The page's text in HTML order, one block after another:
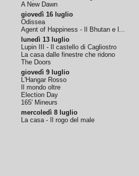
A New Dawn
giovedì 16 luglio
Odissea
Agent of Happiness - Il Bhutan e l...
lunedì 13 luglio
Lupin III - Il castello di Cagliostro
La casa dalle finestre che ridono
The Doors
giovedì 9 luglio
L'Hangar Rosso
Il mondo oltre
Election Day
165' Mineurs
mercoledì 8 luglio
La casa - Il rogo del male